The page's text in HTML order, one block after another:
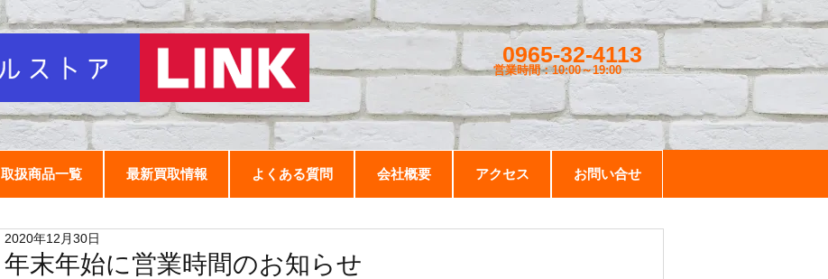
0965-32-4113
営業時間：10:00～19:00
取扱商品一覧 最新買取情報 よくある質問 会社概要 アクセス お問い合せ
年末年始に営業時間のお知らせ
2020年12月30日